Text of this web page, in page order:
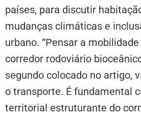
países, para discutir
mudanças climáticas e
urbano. “Pensar a
corredor rodoviário
segundo colocado no artigo,
o transporte. É fundamental
territorial estruturante do